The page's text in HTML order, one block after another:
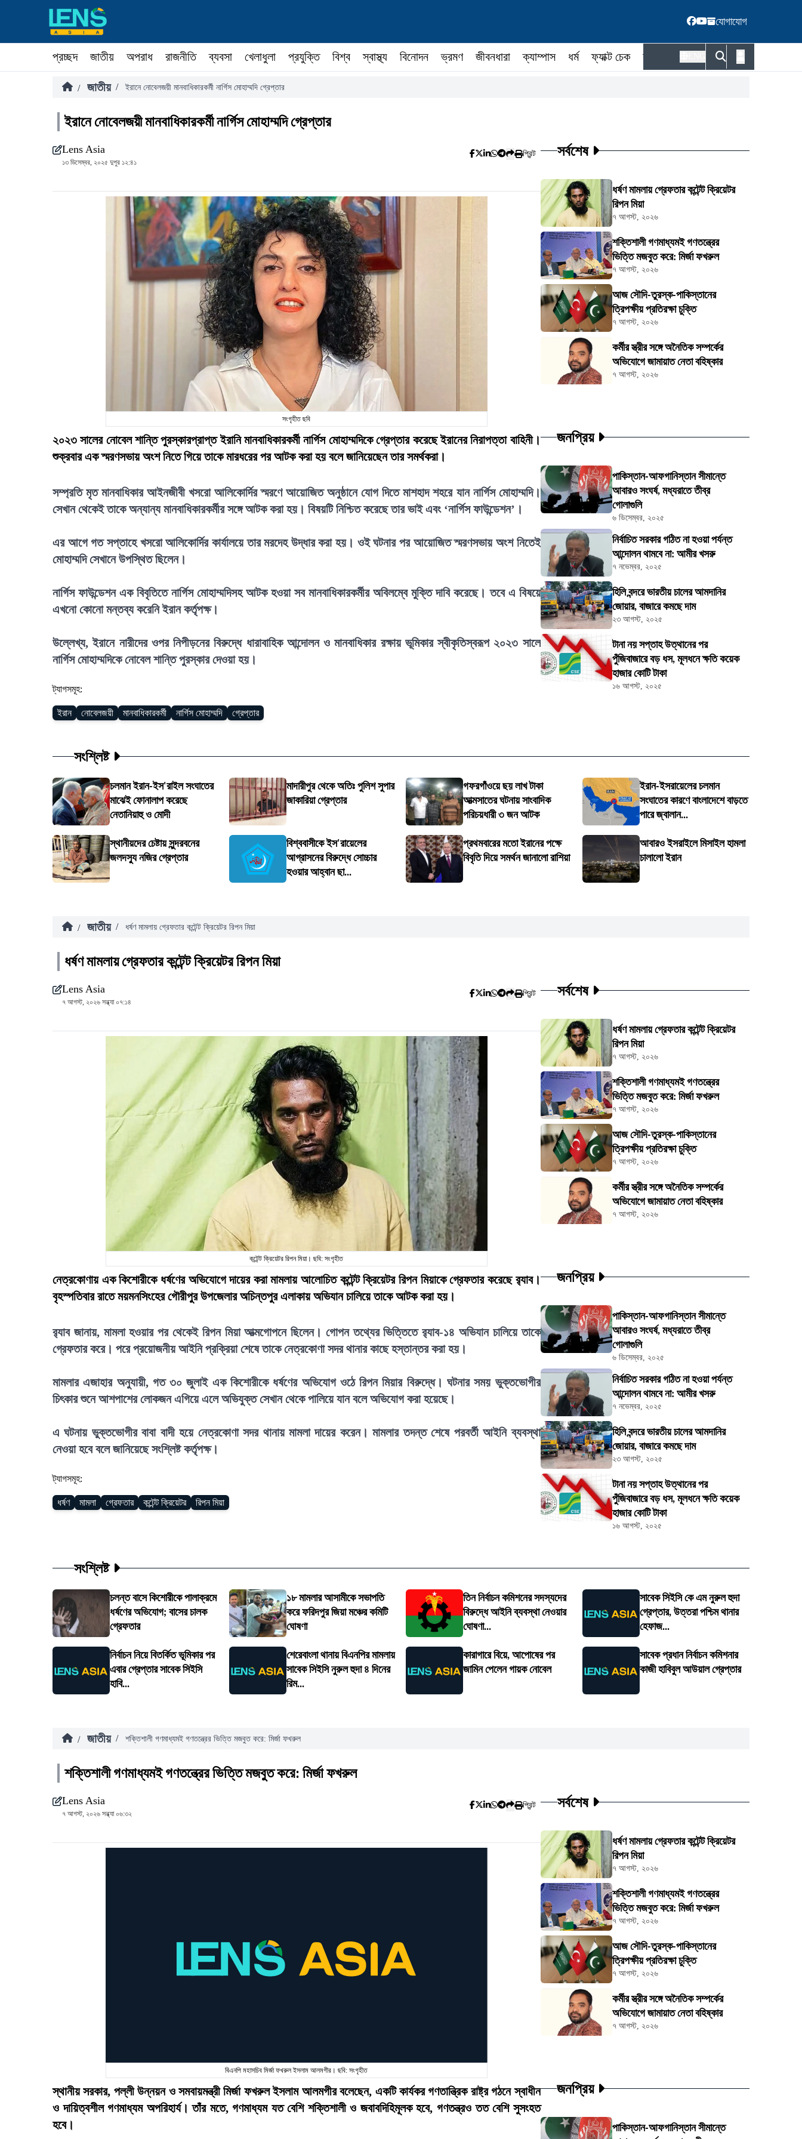
যোগাযোগ
প্রচ্ছদ জাতীয় অপরাধ রাজনীতি ব্যবসা খেলাধুলা প্রযুক্তি বিশ্ব স্বাস্থ্য বিনোদন ভ্রমণ জীবনধারা ক্যাম্পাস ধর্ম ফ্যাক্ট চেক কর্মকর্তা
/ জাতীয় / ইরানে নোবেলজয়ী মানবাধিকারকর্মী নার্গিস মোহাম্মদি গ্রেপ্তার
ইরানে নোবেলজয়ী মানবাধিকারকর্মী নার্গিস মোহাম্মদি গ্রেপ্তার
Lens Asia
১৩ ডিসেম্বর, ২০২৫ দুপুর ১২:৪১
প্রিন্ট
সংগৃহীত ছবি
২০২৩ সালের নোবেল শান্তি পুরস্কারপ্রাপ্ত ইরানি মানবাধিকারকর্মী নার্গিস মোহাম্মদিকে গ্রেপ্তার করেছে ইরানের নিরাপত্তা বাহিনী।
শুক্রবার এক স্মরণসভায় অংশ নিতে গিয়ে তাকে মারধরের পর আটক করা হয় বলে জানিয়েছেন তার সমর্থকরা।
সম্প্রতি মৃত মানবাধিকার আইনজীবী খসরো আলিকোর্দির স্মরণে আয়োজিত অনুষ্ঠানে যোগ দিতে মাশহাদ শহরে যান নার্গিস মোহাম্মদি।
সেখান থেকেই তাকে অন্যান্য মানবাধিকারকর্মীর সঙ্গে আটক করা হয়। বিষয়টি নিশ্চিত করেছে তার ভাই এবং ‘নার্গিস ফাউন্ডেশন’।
এর আগে গত সপ্তাহে খসরো আলিকোর্দির কার্যালয়ে তার মরদেহ উদ্ধার করা হয়। ওই ঘটনার পর আয়োজিত স্মরণসভায় অংশ নিতেই
মোহাম্মদি সেখানে উপস্থিত ছিলেন।
নার্গিস ফাউন্ডেশন এক বিবৃতিতে নার্গিস মোহাম্মদিসহ আটক হওয়া সব মানবাধিকারকর্মীর অবিলম্বে মুক্তি দাবি করেছে। তবে এ বিষয়ে
এখনো কোনো মন্তব্য করেনি ইরান কর্তৃপক্ষ।
উল্লেখ্য, ইরানে নারীদের ওপর নিপীড়নের বিরুদ্ধে ধারাবাহিক আন্দোলন ও মানবাধিকার রক্ষায় ভূমিকার স্বীকৃতিস্বরূপ ২০২৩ সালে
নার্গিস মোহাম্মদিকে নোবেল শান্তি পুরস্কার দেওয়া হয়।
ট্যাগসমূহ:
ইরান নোবেলজয়ী মানবাধিকারকর্মী নার্গিস মোহাম্মদি গ্রেপ্তার
সর্বশেষ
ধর্ষণ মামলায় গ্রেফতার কন্টেন্ট ক্রিয়েটর
রিপন মিয়া
৭ আগস্ট, ২০২৬
শক্তিশালী গণমাধ্যমই গণতন্ত্রের
ভিত্তি মজবুত করে: মির্জা ফখরুল
৭ আগস্ট, ২০২৬
আজ সৌদি-তুরস্ক-পাকিস্তানের
ত্রিপক্ষীয় প্রতিরক্ষা চুক্তি
৭ আগস্ট, ২০২৬
কর্মীর স্ত্রীর সঙ্গে অনৈতিক সম্পর্কের
অভিযোগে জামায়াত নেতা বহিষ্কার
৭ আগস্ট, ২০২৬
জনপ্রিয়
পাকিস্তান-আফগানিস্তান সীমান্তে
আবারও সংঘর্ষ, মধ্যরাতে তীব্র
গোলাগুলি
৬ ডিসেম্বর, ২০২৫
নির্বাচিত সরকার গঠিত না হওয়া পর্যন্ত
আন্দোলন থামবে না: আমীর খসরু
৭ নভেম্বর, ২০২৫
হিলি বন্দরে ভারতীয় চালের আমদানির
জোয়ার, বাজারে কমছে দাম
২৩ আগস্ট, ২০২৫
টানা নয় সপ্তাহ উত্থানের পর
পুঁজিবাজারে বড় ধস, মূলধনে ক্ষতি কয়েক
হাজার কোটি টাকা
১৬ আগস্ট, ২০২৫
সংশ্লিষ্ট
চলমান ইরান-ইস'রাইল সংঘাতের
মাঝেই ফোনালাপ করেছে
নেতানিয়াহু ও মোদী
মাদারীপুর থেকে অতিঃ পুলিশ সুপার
জাকারিয়া গ্রেপ্তার
গফরগাঁওয়ে ছয় লাখ টাকা
আত্মসাতের ঘটনায় সাংবাদিক
পরিচয়ধারী ৩ জন আটক
ইরান-ইসরায়েলের চলমান
সংঘাতের কারণে বাংলাদেশে বাড়তে
পারে জ্বালান...
স্থানীয়দের চেষ্টায় সুন্দরবনের
জলদস্যু নজির গ্রেপ্তার
বিশ্ববাসীকে ইস'রায়েলের
আগ্রাসনের বিরুদ্ধে সোচ্চার
হওয়ার আহ্বান ছা...
প্রথমবারের মতো ইরানের পক্ষে
বিবৃতি দিয়ে সমর্থন জানালো রাশিয়া
আবারও ইসরাইলে মিসাইল হামলা
চালালো ইরান
/ জাতীয় / ধর্ষণ মামলায় গ্রেফতার কন্টেন্ট ক্রিয়েটর রিপন মিয়া
ধর্ষণ মামলায় গ্রেফতার কন্টেন্ট ক্রিয়েটর রিপন মিয়া
Lens Asia
৭ আগস্ট, ২০২৬ সন্ধ্যা ০৭:১৪
প্রিন্ট
কন্টেন্ট ক্রিয়েটর রিপন মিয়া। ছবি: সংগৃহীত
নেত্রকোণায় এক কিশোরীকে ধর্ষণের অভিযোগে দায়ের করা মামলায় আলোচিত কন্টেন্ট ক্রিয়েটর রিপন মিয়াকে গ্রেফতার করেছে র‍্যাব।
বৃহস্পতিবার রাতে ময়মনসিংহের গৌরীপুর উপজেলার অচিন্তপুর এলাকায় অভিযান চালিয়ে তাকে আটক করা হয়।
র‍্যাব জানায়, মামলা হওয়ার পর থেকেই রিপন মিয়া আত্মগোপনে ছিলেন। গোপন তথ্যের ভিত্তিতে র‍্যাব-১৪ অভিযান চালিয়ে তাকে
গ্রেফতার করে। পরে প্রয়োজনীয় আইনি প্রক্রিয়া শেষে তাকে নেত্রকোণা সদর থানার কাছে হস্তান্তর করা হয়।
মামলার এজাহার অনুযায়ী, গত ৩০ জুলাই এক কিশোরীকে ধর্ষণের অভিযোগ ওঠে রিপন মিয়ার বিরুদ্ধে। ঘটনার সময় ভুক্তভোগীর
চিৎকার শুনে আশপাশের লোকজন এগিয়ে এলে অভিযুক্ত সেখান থেকে পালিয়ে যান বলে অভিযোগ করা হয়েছে।
এ ঘটনায় ভুক্তভোগীর বাবা বাদী হয়ে নেত্রকোণা সদর থানায় মামলা দায়ের করেন। মামলার তদন্ত শেষে পরবর্তী আইনি ব্যবস্থা
নেওয়া হবে বলে জানিয়েছে সংশ্লিষ্ট কর্তৃপক্ষ।
ট্যাগসমূহ:
ধর্ষণ মামলা গ্রেফতার কন্টেন্ট ক্রিয়েটর রিপন মিয়া
সর্বশেষ
ধর্ষণ মামলায় গ্রেফতার কন্টেন্ট ক্রিয়েটর
রিপন মিয়া
৭ আগস্ট, ২০২৬
শক্তিশালী গণমাধ্যমই গণতন্ত্রের
ভিত্তি মজবুত করে: মির্জা ফখরুল
৭ আগস্ট, ২০২৬
আজ সৌদি-তুরস্ক-পাকিস্তানের
ত্রিপক্ষীয় প্রতিরক্ষা চুক্তি
৭ আগস্ট, ২০২৬
কর্মীর স্ত্রীর সঙ্গে অনৈতিক সম্পর্কের
অভিযোগে জামায়াত নেতা বহিষ্কার
৭ আগস্ট, ২০২৬
জনপ্রিয়
পাকিস্তান-আফগানিস্তান সীমান্তে
আবারও সংঘর্ষ, মধ্যরাতে তীব্র
গোলাগুলি
৬ ডিসেম্বর, ২০২৫
নির্বাচিত সরকার গঠিত না হওয়া পর্যন্ত
আন্দোলন থামবে না: আমীর খসরু
৭ নভেম্বর, ২০২৫
হিলি বন্দরে ভারতীয় চালের আমদানির
জোয়ার, বাজারে কমছে দাম
২৩ আগস্ট, ২০২৫
টানা নয় সপ্তাহ উত্থানের পর
পুঁজিবাজারে বড় ধস, মূলধনে ক্ষতি কয়েক
হাজার কোটি টাকা
১৬ আগস্ট, ২০২৫
সংশ্লিষ্ট
চলন্ত বাসে কিশোরীকে পালাক্রমে
ধর্ষণের অভিযোগ; বাসের চালক
গ্রেফতার
১৮ মামলার আসামীকে সভাপতি
করে ফরিদপুর জিয়া মঞ্চের কমিটি
ঘোষণা
তিন নির্বাচন কমিশনের সদস্যদের
বিরুদ্ধে আইনি ব্যবস্থা নেওয়ার
ঘোষণা...
সাবেক সিইসি কে এম নুরুল হুদা
গ্রেপ্তার, উত্তরা পশ্চিম থানার
হেফাজ...
নির্বাচন নিয়ে বিতর্কিত ভূমিকার পর
এবার গ্রেপ্তার সাবেক সিইসি
হাবি...
শেরেবাংলা থানায় বিএনপির মামলায়
সাবেক সিইসি নুরুল হুদা ৪ দিনের
রিম...
কারাগারে বিয়ে, আপোষের পর
জামিন পেলেন গায়ক নোবেল
সাবেক প্রধান নির্বাচন কমিশনার
কাজী হাবিবুল আউয়াল গ্রেপ্তার
/ জাতীয় / শক্তিশালী গণমাধ্যমই গণতন্ত্রের ভিত্তি মজবুত করে: মির্জা ফখরুল
শক্তিশালী গণমাধ্যমই গণতন্ত্রের ভিত্তি মজবুত করে: মির্জা ফখরুল
Lens Asia
৭ আগস্ট, ২০২৬ সন্ধ্যা ০৬:৩২
প্রিন্ট
বিএনপি মহাসচিব মির্জা ফখরুল ইসলাম আলমগীর। ছবি: সংগৃহীত
স্থানীয় সরকার, পল্লী উন্নয়ন ও সমবায়মন্ত্রী মির্জা ফখরুল ইসলাম আলমগীর বলেছেন, একটি কার্যকর গণতান্ত্রিক রাষ্ট্র গঠনে স্বাধীন
ও দায়িত্বশীল গণমাধ্যম অপরিহার্য। তাঁর মতে, গণমাধ্যম যত বেশি শক্তিশালী ও জবাবদিহিমূলক হবে, গণতন্ত্রও তত বেশি সুসংহত
হবে।
সর্বশেষ
ধর্ষণ মামলায় গ্রেফতার কন্টেন্ট ক্রিয়েটর
রিপন মিয়া
৭ আগস্ট, ২০২৬
শক্তিশালী গণমাধ্যমই গণতন্ত্রের
ভিত্তি মজবুত করে: মির্জা ফখরুল
৭ আগস্ট, ২০২৬
আজ সৌদি-তুরস্ক-পাকিস্তানের
ত্রিপক্ষীয় প্রতিরক্ষা চুক্তি
৭ আগস্ট, ২০২৬
কর্মীর স্ত্রীর সঙ্গে অনৈতিক সম্পর্কের
অভিযোগে জামায়াত নেতা বহিষ্কার
৭ আগস্ট, ২০২৬
জনপ্রিয়
পাকিস্তান-আফগানিস্তান সীমান্তে